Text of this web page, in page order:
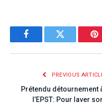
FacebookTwitter
PREVIOUS
Prétendu détournement
l’EPST: Pour laver